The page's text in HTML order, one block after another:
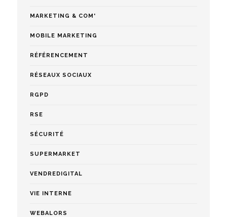
MARKETING & COM'
MOBILE MARKETING
RÉFÉRENCEMENT
RÉSEAUX SOCIAUX
RGPD
RSE
SÉCURITÉ
SUPERMARKET
VENDREDIGITAL
VIE INTERNE
WEBALORS